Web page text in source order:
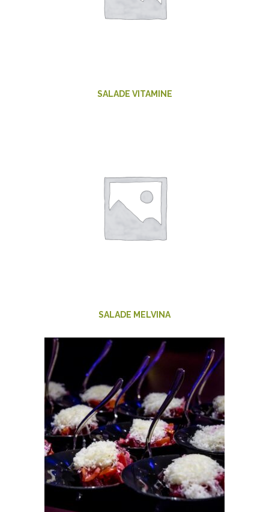
SALADE VITAMINE
SALADE MELVINA